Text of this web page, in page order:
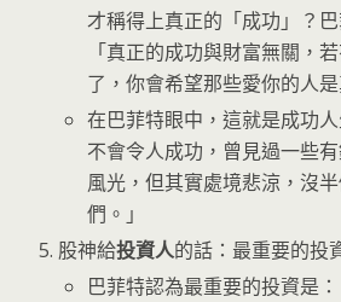
才稱得上真正的「成功」？巴
「真正的成功與財富無關，
了，你會希望那些愛你的人是
在巴菲特眼中，這就是成功
不會令人成功，曾見過一些
風光，但其實處境悲涼，沒
們。」
股神給投資人的話：最重要的投
巴菲特認為最重要的投資是